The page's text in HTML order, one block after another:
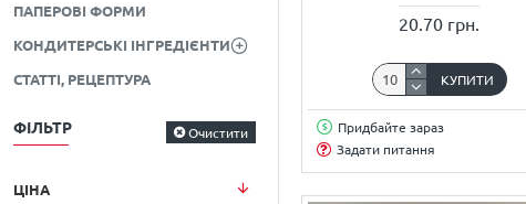
ПАПЕРОВІ ФОРМИ
КОНДИТЕРСЬКІ ІНГРЕДІЄНТИ
СТАТТІ, РЕЦЕПТУРА
ФІЛЬТР Очистити
ЦІНА
20.70 грн.
КУПИТИ
Придбайте зараз
Задати питання